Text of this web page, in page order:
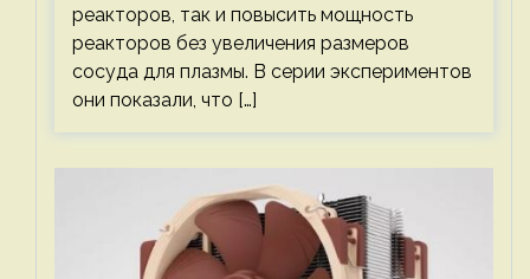
реакторов, так и повысить мощность
реакторов без увеличения размеров
сосуда для плазмы. В серии экспериментов
они показали, что […]